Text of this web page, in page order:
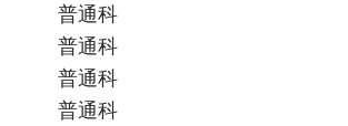
普通科
普通科
普通科
普通科